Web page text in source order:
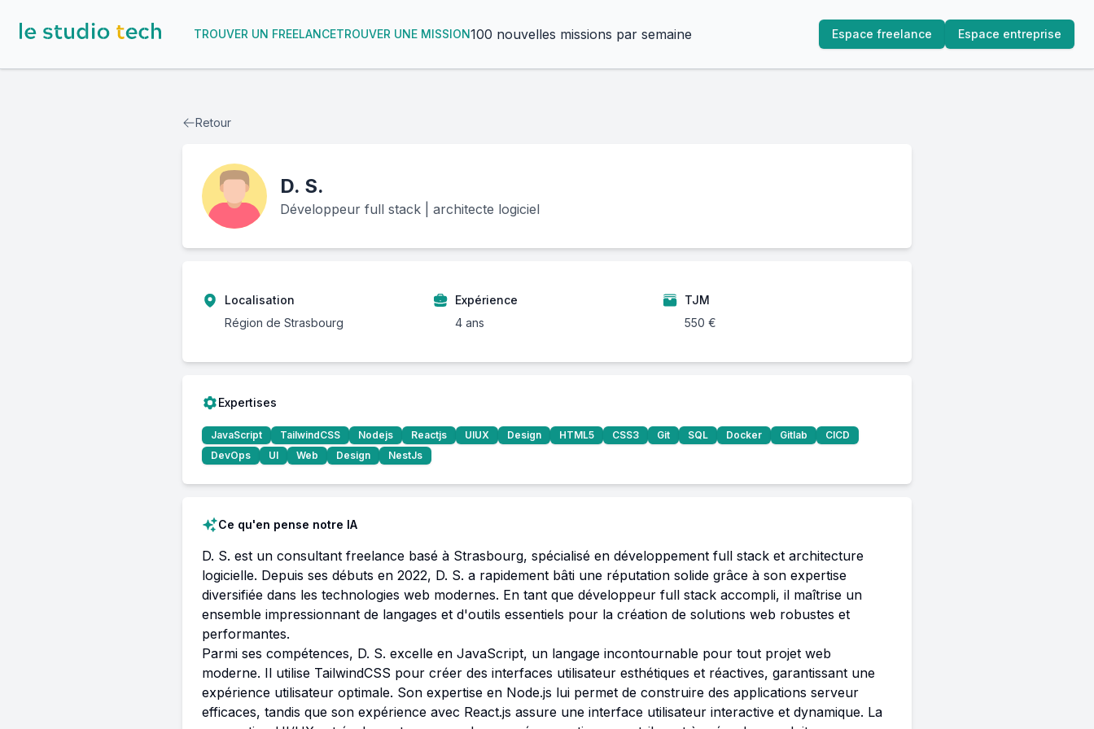
TROUVER UN FREELANCETROUVER UNE MISSION100 nouvelles missions par semaine Espace freelance Espace entreprise
Retour
D. S.
Développeur full stack | architecte logiciel
Localisation
Région de Strasbourg
Expérience
4 ans
TJM
550 €
Expertises
JavaScript TailwindCSS Nodejs Reactjs UIUX Design HTML5 CSS3 Git SQL Docker Gitlab
CICD
DevOps
UI Web Design NestJs
Ce qu'en pense notre IA
D. S. est un consultant freelance basé à Strasbourg, spécialisé en développement full stack et architecture
logicielle. Depuis ses débuts en 2022, D. S. a rapidement bâti une réputation solide grâce à son expertise
diversifiée dans les technologies web modernes. En tant que développeur full stack accompli, il maîtrise un
ensemble impressionnant de langages et d'outils essentiels pour la création de solutions web robustes et
performantes.
Parmi ses compétences, D. S. excelle en JavaScript, un langage incontournable pour tout projet web
moderne. Il utilise TailwindCSS pour créer des interfaces utilisateur esthétiques et réactives, garantissant une
expérience utilisateur optimale. Son expertise en Node.js lui permet de construire des applications serveur
efficaces, tandis que son expérience avec React.js assure une interface utilisateur interactive et dynamique. La